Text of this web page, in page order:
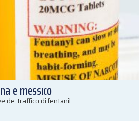
e messico
del traffico di fentanil